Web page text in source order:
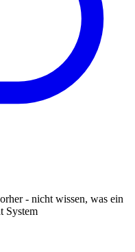
- nicht wissen, was ein
System